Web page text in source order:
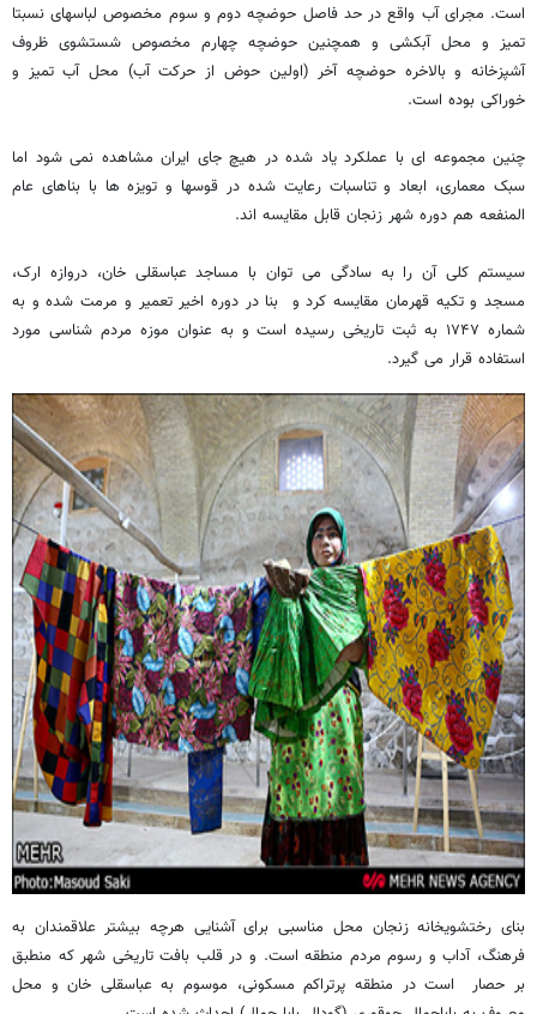
است. مجرای آب واقع در حد فاصل حوضچه دوم و سوم مخصوص لباسهای نسبتا
تمیز و محل آبکشی و همچنین حوضچه چهارم مخصوص شستشوی ظروف
آشپزخانه و بالاخره حوضچه آخر (اولین حوض از حرکت آب) محل آب تمیز و
خوراکی بوده است.
چنین مجموعه ای با عملکرد یاد شده در هیچ جای ایران مشاهده نمی شود اما
سبک معماری، ابعاد و تناسبات رعایت شده در قوسها و تویزه ها با بناهای عام
المنفعه هم دوره شهر زنجان قابل مقایسه اند.
سیستم کلی آن را به سادگی می توان با مساجد عباسقلی خان، دروازه ارک،
مسجد و تکیه قهرمان مقایسه کرد و بنا در دوره اخیر تعمیر و مرمت شده و به
شماره ۱۷۴۷ به ثبت تاریخی رسیده است و به عنوان موزه مردم شناسی مورد
استفاده قرار می گیرد.
بنای رختشویخانه زنجان محل مناسبی برای آشنایی هرچه بیشتر علاقمندان به
فرهنگ، آداب و رسوم مردم منطقه است. و در قلب بافت تاریخی شهر که منطبق
بر حصار است در منطقه پرتراکم مسکونی، موسوم به عباسقلی خان و محل